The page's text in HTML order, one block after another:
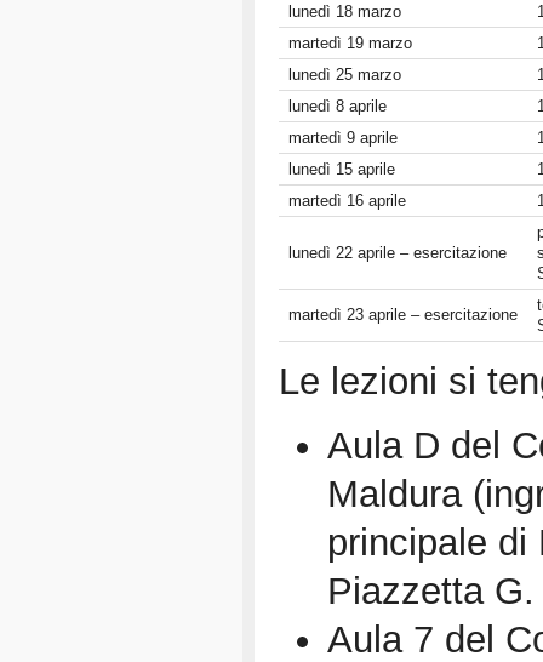
lunedì 18 marzo
martedì 19 marzo
lunedì 25 marzo
lunedì 8 aprile
martedì 9 aprile
lunedì 15 aprile
martedì 16 aprile
lunedì 22 aprile – esercitazione
martedì 23 aprile – esercitazione
Le lezioni si
Aula D del
Maldura
principale di
Piazzetta
Aula 7 del